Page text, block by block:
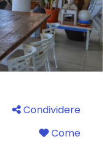
Condividere
Come